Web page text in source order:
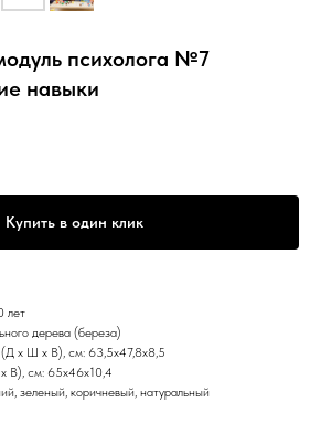
психолога №7
навыки
Купить в один клик
лет
дерева (береза)
х Ш х В), см: 63,5х47,8х8,5
В), см: 65х46х10,4
зеленый, коричневый, натуральный